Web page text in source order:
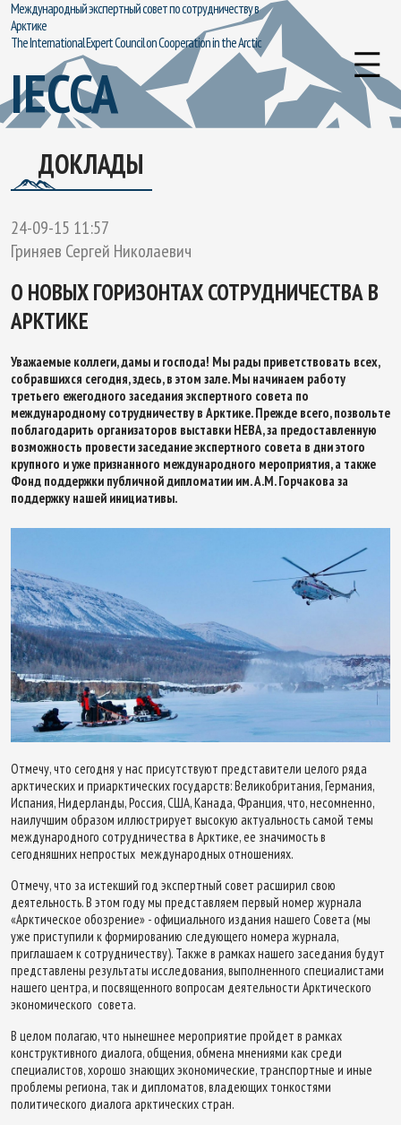
Международный экспертный совет по сотрудничеству в
Арктике
The International Expert Council on Cooperation in the Arctic
IECCA
ДОКЛАДЫ
24-09-15 11:57
Гриняев Сергей Николаевич
О НОВЫХ ГОРИЗОНТАХ СОТРУДНИЧЕСТВА В
АРКТИКЕ
Уважаемые коллеги, дамы и господа! Мы рады приветствовать всех,
собравшихся сегодня, здесь, в этом зале. Мы начинаем работу
третьего ежегодного заседания экспертного совета по
международному сотрудничеству в Арктике. Прежде всего, позвольте
поблагодарить организаторов выставки НЕВА, за предоставленную
возможность провести заседание экспертного совета в дни этого
крупного и уже признанного международного мероприятия, а также
Фонд поддержки публичной дипломатии им. А.М. Горчакова за
поддержку нашей инициативы.
Отмечу, что сегодня у нас присутствуют представители целого ряда
арктических и приарктических государств: Великобритания, Германия,
Испания, Нидерланды, Россия, США, Канада, Франция, что, несомненно,
наилучшим образом иллюстрирует высокую актуальность самой темы
международного сотрудничества в Арктике, ее значимость в
сегодняшних непростых международных отношениях.
Отмечу, что за истекший год экспертный совет расширил свою
деятельность. В этом году мы представляем первый номер журнала
«Арктическое обозрение» - официального издания нашего Совета (мы
уже приступили к формированию следующего номера журнала,
приглашаем к сотрудничеству). Также в рамках нашего заседания будут
представлены результаты исследования, выполненного специалистами
нашего центра, и посвященного вопросам деятельности Арктического
экономического совета.
В целом полагаю, что нынешнее мероприятие пройдет в рамках
конструктивного диалога, общения, обмена мнениями как среди
специалистов, хорошо знающих экономические, транспортные и иные
проблемы региона, так и дипломатов, владеющих тонкостями
политического диалога арктических стран.